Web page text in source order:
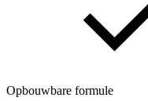
Opbouwbare formule